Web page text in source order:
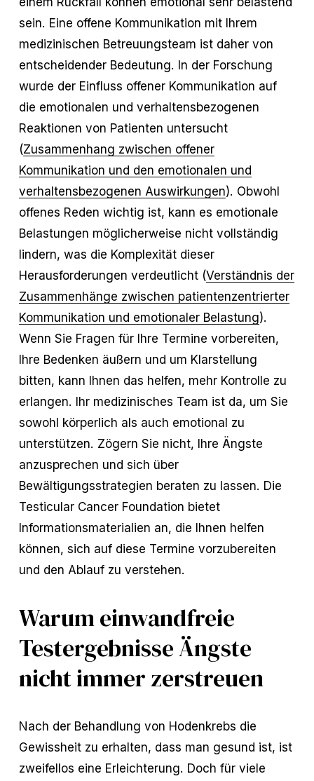
sein. Eine offene Kommunikation mit Ihrem
medizinischen Betreuungsteam ist daher von
entscheidender Bedeutung. In der Forschung
wurde der Einfluss offener Kommunikation auf
die emotionalen und verhaltensbezogenen
Reaktionen von Patienten untersucht
(Zusammenhang zwischen offener
Kommunikation und den emotionalen und
verhaltensbezogenen Auswirkungen). Obwohl
offenes Reden wichtig ist, kann es emotionale
Belastungen möglicherweise nicht vollständig
lindern, was die Komplexität dieser
Herausforderungen verdeutlicht (Verständnis der
Zusammenhänge zwischen patientenzentrierter
Kommunikation und emotionaler Belastung).
Wenn Sie Fragen für Ihre Termine vorbereiten,
Ihre Bedenken äußern und um Klarstellung
bitten, kann Ihnen das helfen, mehr Kontrolle zu
erlangen. Ihr medizinisches Team ist da, um Sie
sowohl körperlich als auch emotional zu
unterstützen. Zögern Sie nicht, Ihre Ängste
anzusprechen und sich über
Bewältigungsstrategien beraten zu lassen. Die
Testicular Cancer Foundation bietet
Informationsmaterialien an, die Ihnen helfen
können, sich auf diese Termine vorzubereiten
und den Ablauf zu verstehen.
Warum einwandfreie
Testergebnisse Ängste
nicht immer zerstreuen
Nach der Behandlung von Hodenkrebs die
Gewissheit zu erhalten, dass man gesund ist, ist
zweifellos eine Erleichterung. Doch für viele